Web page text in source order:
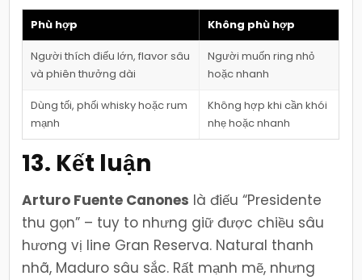
Phù hợp Không phù hợp
Người thích điếu lớn, flavor sâu
và phiên thưởng dài
Người muốn ring nhỏ
hoặc nhanh
Dùng tối, phối whisky hoặc rum
mạnh
Không hợp khi cần khói
nhẹ hoặc nhanh
13. Kết luận
Arturo Fuente Canones là điếu “Presidente
thu gọn” – tuy to nhưng giữ được chiều sâu
hương vị line Gran Reserva. Natural thanh
nhã, Maduro sâu sắc. Rất mạnh mẽ, nhưng